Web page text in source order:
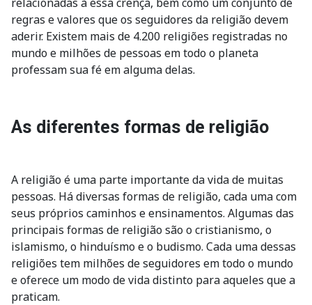
regras e valores que os seguidores da religião devem
aderir. Existem mais de 4.200 religiões registradas no
mundo e milhões de pessoas em todo o planeta
professam sua fé em alguma delas.
As diferentes formas de religião
A religião é uma parte importante da vida de muitas
pessoas. Há diversas formas de religião, cada uma com
seus próprios caminhos e ensinamentos. Algumas das
principais formas de religião são o cristianismo, o
islamismo, o hinduísmo e o budismo. Cada uma dessas
religiões tem milhões de seguidores em todo o mundo
e oferece um modo de vida distinto para aqueles que a
praticam.